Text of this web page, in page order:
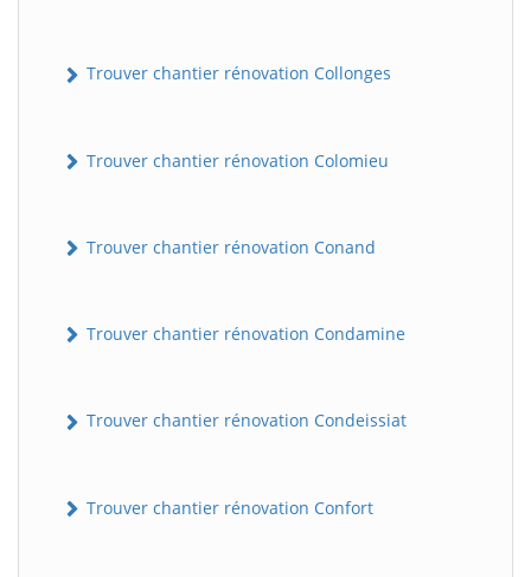
Trouver chantier rénovation Collonges
Trouver chantier rénovation Colomieu
Trouver chantier rénovation Conand
Trouver chantier rénovation Condamine
Trouver chantier rénovation Condeissiat
Trouver chantier rénovation Confort
B BatiWebPro